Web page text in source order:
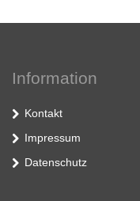
Information
Kontakt
Impressum
Datenschutz